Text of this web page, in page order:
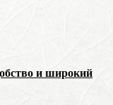
и широкий